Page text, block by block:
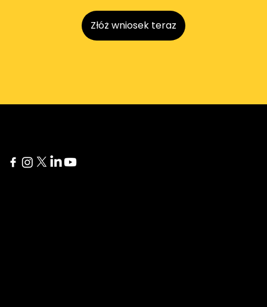
Złóż wniosek teraz